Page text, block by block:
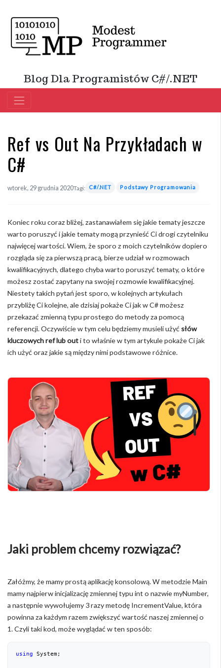
Blog Dla Programistów C#/.NET
Ref vs Out Na Przykładach w
C#
wtorek, 29 grudnia 2020Tagi: C#/.NET Podstawy Programowania
Koniec roku coraz bliżej, zastanawiałem się jakie tematy jeszcze
warto poruszyć i jakie tematy mogą przynieść Ci drogi czytelniku
najwięcej wartości. Wiem, że sporo z moich czytelników dopiero
rozgląda się za pierwszą pracą, bierze udział w rozmowach
kwalifikacyjnych, dlatego chyba warto poruszyć tematy, o które
możesz zostać zapytany na swojej rozmowie kwalifikacyjnej.
Niestety takich pytań jest sporo, w kolejnych artykułach
przybliżę Ci kolejne, ale dzisiaj pokaże Ci jak w C# możesz
przekazać zmienną typu prostego do metody za pomocą
referencji. Oczywiście w tym celu będziemy musieli użyć słów
kluczowych ref lub outi to właśnie w tym artykule pokaże Ci jak
ich użyć oraz jakie są między nimi podstawowe różnice.
Jaki problem chcemy rozwiązać?
Załóżmy, że mamy prostą aplikację konsolową. W metodzie Main
mamy najpierw inicjalizację zmiennej typu int o nazwie myNumber,
a następnie wywołujemy 3 razy metodę IncrementValue, która
powinna za każdym razem zwiększyć wartość naszej zmiennej o
1. Czyli taki kod, może wyglądać w ten sposób:
using System;